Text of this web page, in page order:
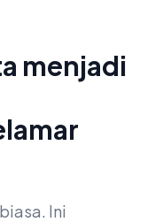
menjadi
Ini